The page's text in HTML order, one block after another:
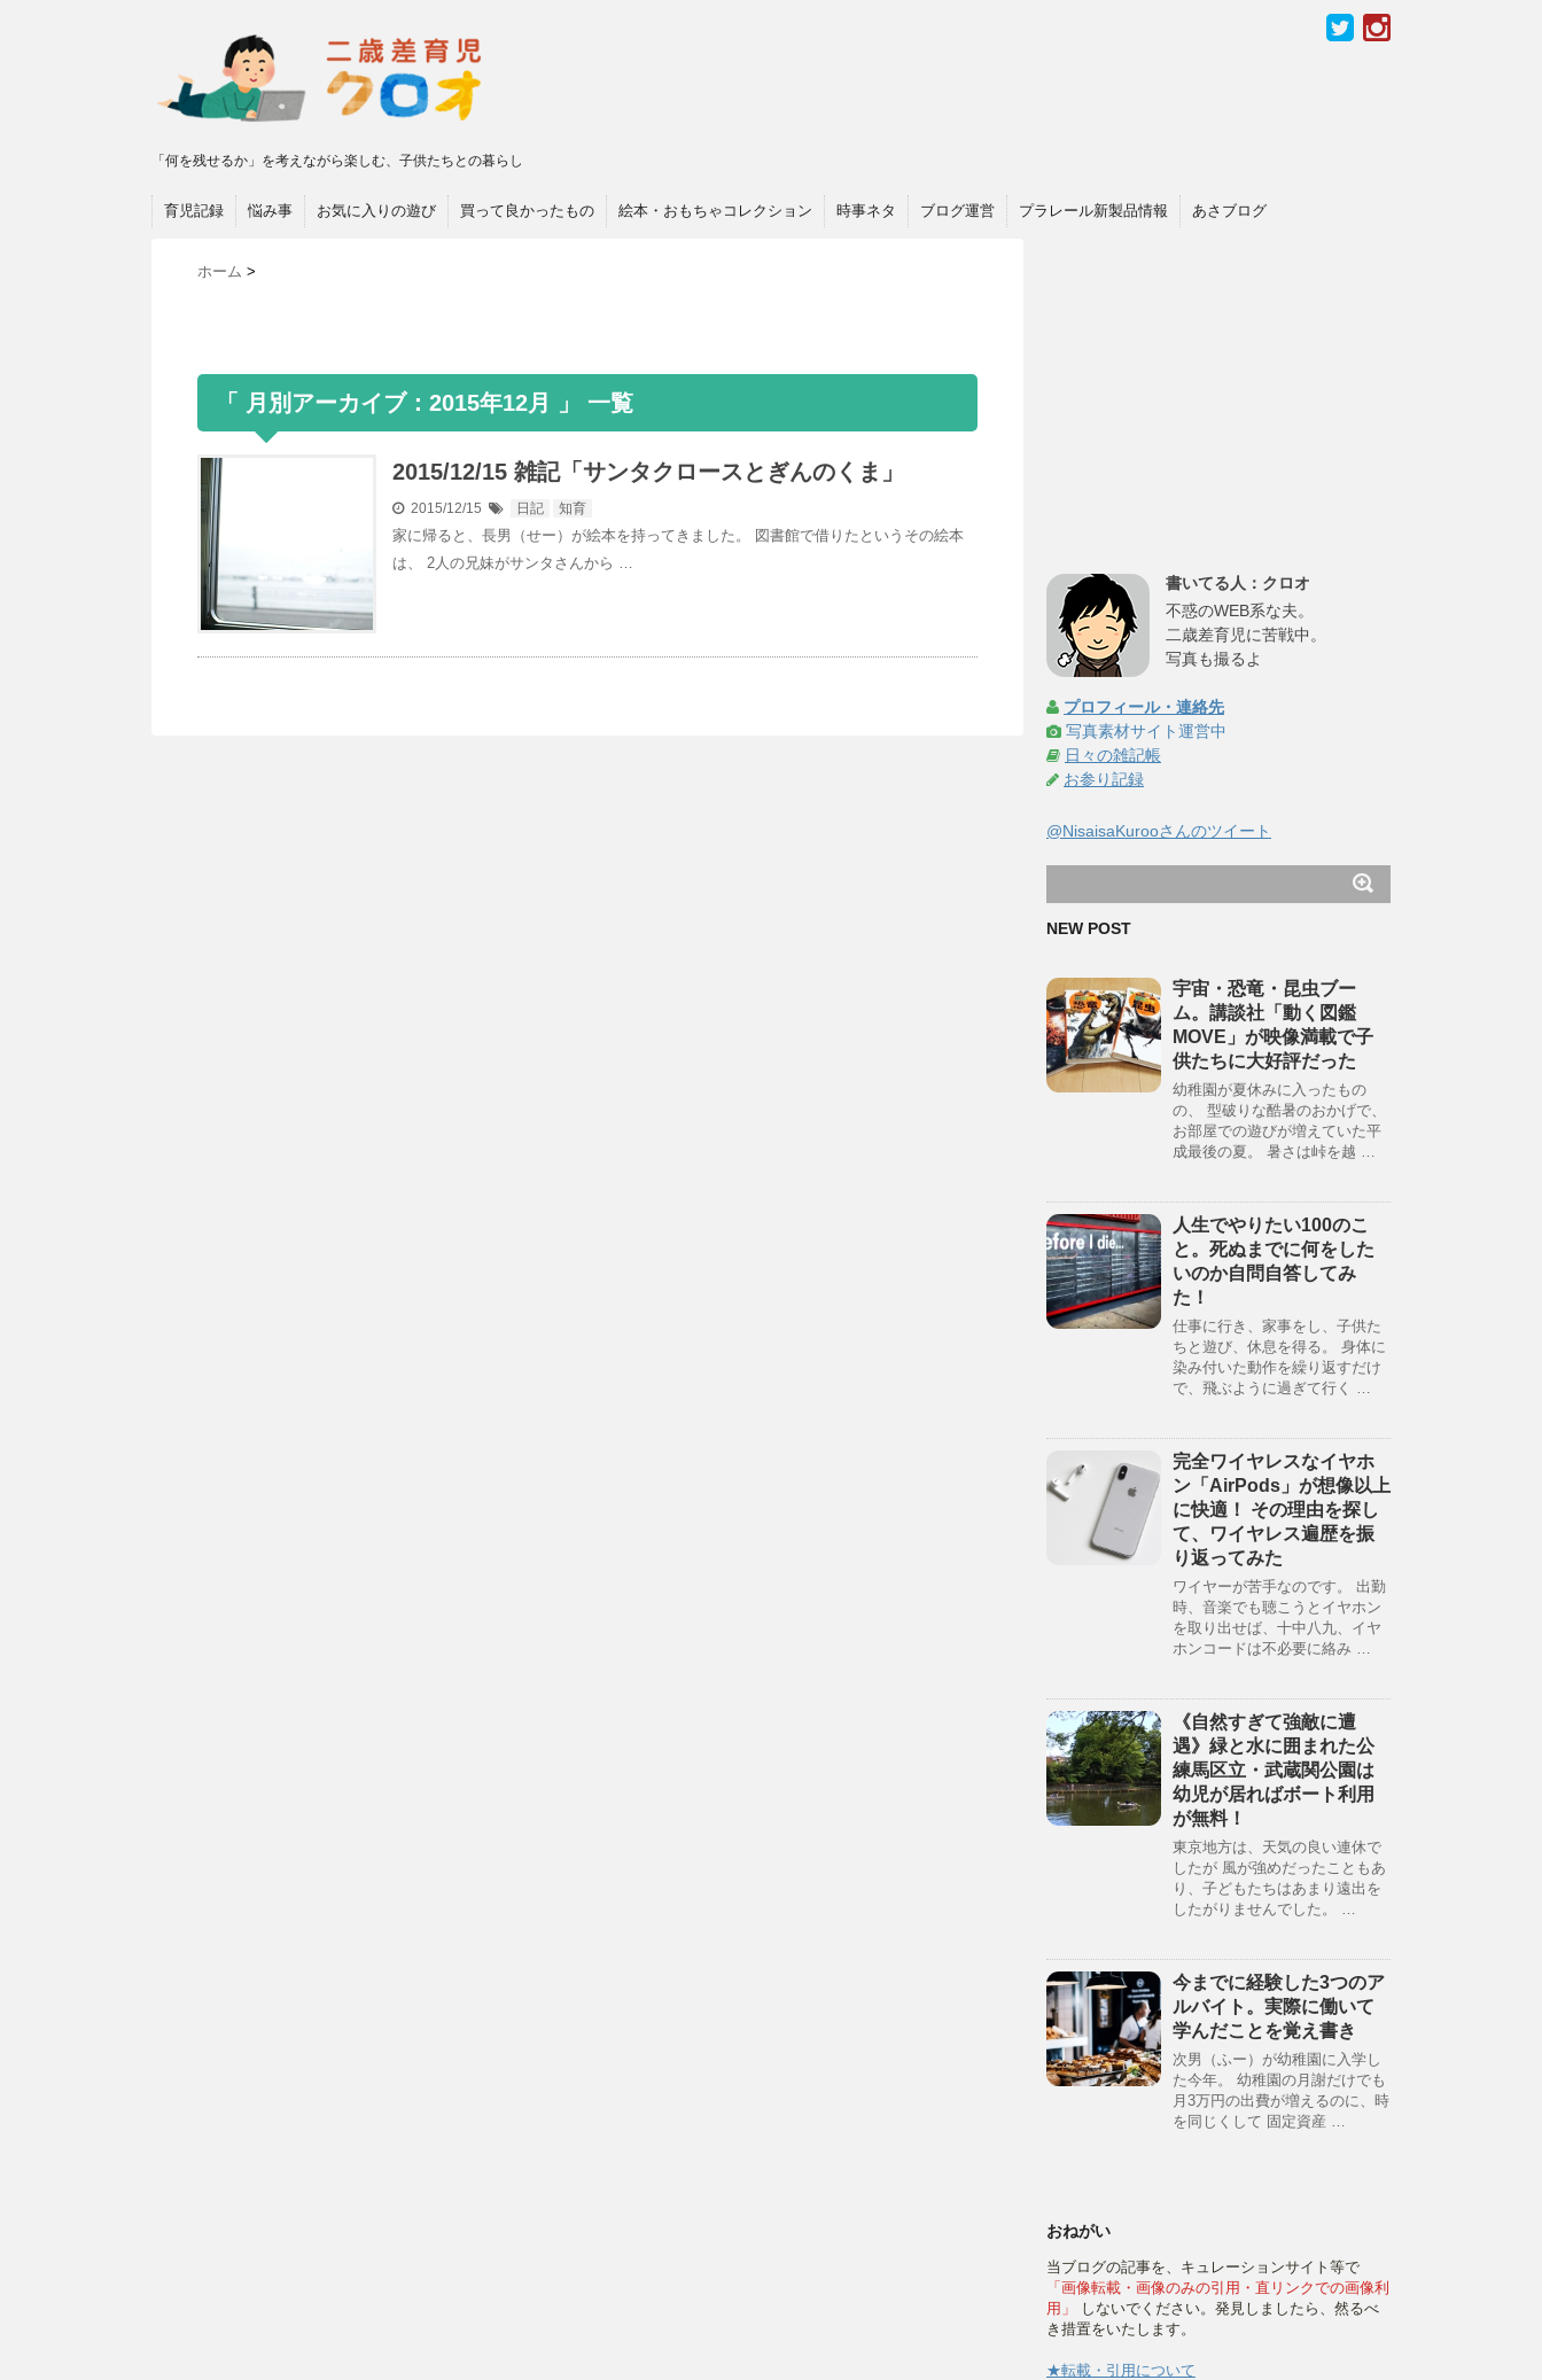
「何を残せるか」を考えながら楽しむ、子供たちとの暮らし
育児記録 悩み事 お気に入りの遊び 買って良かったもの 絵本・おもちゃコレクション 時事ネタ ブログ運営 プラレール新製品情報 あさブログ
ホーム >
「 月別アーカイブ：2015年12月 」 一覧
2015/12/15 雑記「サンタクロースとぎんのくま」
2015/12/15 日記 知育
家に帰ると、長男（せー）が絵本を持ってきました。 図書館で借りたというその絵本
は、 2人の兄妹がサンタさんから …
書いてる人：クロオ
不惑のWEB系な夫。
二歳差育児に苦戦中。
写真も撮るよ
プロフィール・連絡先
写真素材サイト運営中
日々の雑記帳
お参り記録
@NisaisaKurooさんのツイート
NEW POST
宇宙・恐竜・昆虫ブー
ム。講談社「動く図鑑
MOVE」が映像満載で子
供たちに大好評だった
幼稚園が夏休みに入ったもの
の、 型破りな酷暑のおかげで、
お部屋での遊びが増えていた平
成最後の夏。 暑さは峠を越 …
人生でやりたい100のこ
と。死ぬまでに何をした
いのか自問自答してみ
た！
仕事に行き、家事をし、子供た
ちと遊び、休息を得る。 身体に
染み付いた動作を繰り返すだけ
で、飛ぶように過ぎて行く …
完全ワイヤレスなイヤホ
ン「AirPods」が想像以上
に快適！ その理由を探し
て、ワイヤレス遍歴を振
り返ってみた
ワイヤーが苦手なのです。 出勤
時、音楽でも聴こうとイヤホン
を取り出せば、十中八九、イヤ
ホンコードは不必要に絡み …
《自然すぎて強敵に遭
遇》緑と水に囲まれた公
練馬区立・武蔵関公園は
幼児が居ればボート利用
が無料！
東京地方は、天気の良い連休で
したが 風が強めだったこともあ
り、子どもたちはあまり遠出を
したがりませんでした。 …
今までに経験した3つのア
ルバイト。実際に働いて
学んだことを覚え書き
次男（ふー）が幼稚園に入学し
た今年。 幼稚園の月謝だけでも
月3万円の出費が増えるのに、時
を同じくして 固定資産 …
おねがい
当ブログの記事を、キュレーションサイト等で
「画像転載・画像のみの引用・直リンクでの画像利
用」
しないでください。発見しましたら、然るべ
き措置をいたします。
★転載・引用について